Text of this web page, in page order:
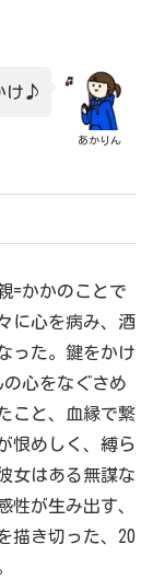
あかりん
け♪
=かかのことで
に心を病み、酒
った。鍵をかけ
の心をなぐさめ
こと、血縁で繋
恨めしく、縛ら
女はある無謀な
が生み出す、
描き切った、20